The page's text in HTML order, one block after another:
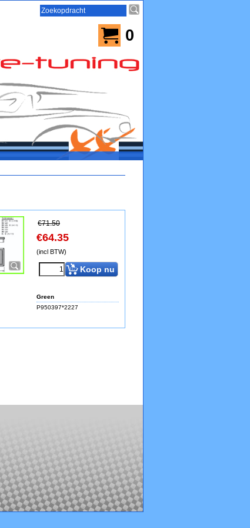
0
€71.50
€64.35
(incl BTW)
Koop nu
Green
P950397*2227